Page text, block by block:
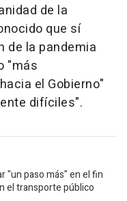
de la
que sí
de la pandemia
"más
el Gobierno"
difíciles".
"un paso más" en el fin
el transporte público